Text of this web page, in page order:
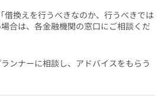
借換えを行うべきなのか、行うべきでは
合は、各金融機関の窓口にご相談くだ
ンナーに相談し、アドバイスをもらう